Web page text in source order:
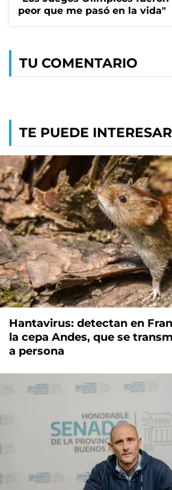
peor que me pasó en la vida"
TU COMENTARIO
TE PUEDE INTERESAR
Hantavirus: detectan en
la cepa Andes, que se
a persona